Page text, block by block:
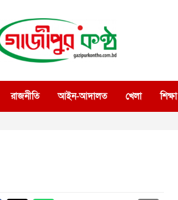
কণ্ঠ
রাজনীতি আইন-আদালত খেলা শিক্ষা